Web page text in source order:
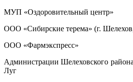
МУП «Оздоровительный центр»
ООО «Сибирские терема» (г.
ООО «Фармэкспресс»
Администрации Шелеховского
Луг